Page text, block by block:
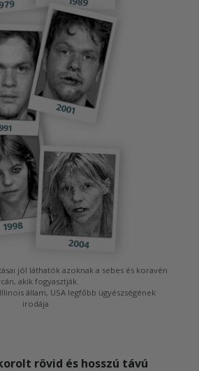
jól láthatók azoknak a sebes és koravén
akik fogyasztják.
állam, USA legfőbb ügyészségének
irodája
rövid és hosszú távú